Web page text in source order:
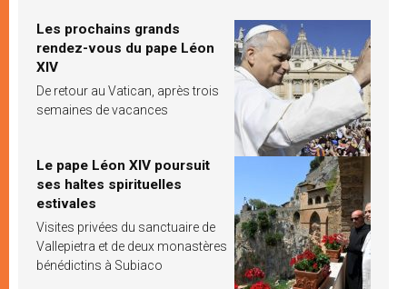
Les prochains grands
rendez-vous du pape Léon
XIV
De retour au Vatican, après trois
semaines de vacances
Le pape Léon XIV poursuit
ses haltes spirituelles
estivales
Visites privées du sanctuaire de
Vallepietra et de deux monastères
bénédictins à Subiaco